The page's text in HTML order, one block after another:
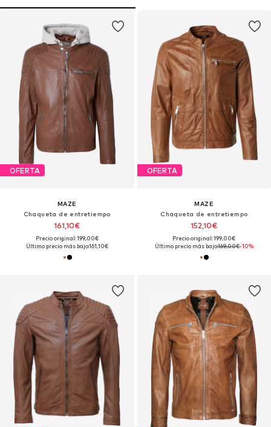
OFERTA
MAZE
Chaqueta de entretiempo
161,10€
Precio original: 199,00€
Último precio más bajo:161,10€
OFERTA
MAZE
Chaqueta de entretiempo
152,10€
Precio original: 199,00€
Último precio más bajo:169,00€-10%